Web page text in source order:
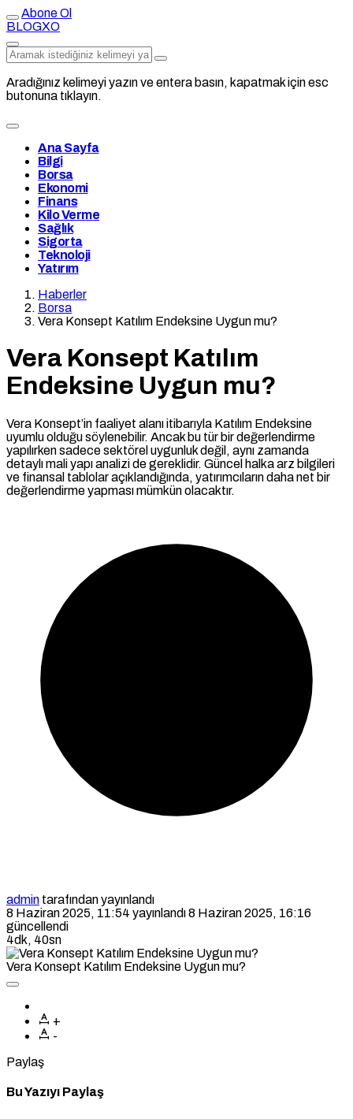
Abone Ol
BLOGXO
Aradığınız kelimeyi yazın ve entera basın, kapatmak için esc
butonuna tıklayın.
Ana Sayfa
Bilgi
Borsa
Ekonomi
Finans
Kilo Verme
Sağlık
Sigorta
Teknoloji
Yatırım
Haberler
Borsa
Vera Konsept Katılım Endeksine Uygun mu?
Vera Konsept Katılım
Endeksine Uygun mu?
Vera Konsept’in faaliyet alanı itibarıyla Katılım Endeksine
uyumlu olduğu söylenebilir. Ancak bu tür bir değerlendirme
yapılırken sadece sektörel uygunluk değil, aynı zamanda
detaylı mali yapı analizi de gereklidir. Güncel halka arz bilgileri
ve finansal tablolar açıklandığında, yatırımcıların daha net bir
değerlendirme yapması mümkün olacaktır.
admin tarafından yayınlandı
8 Haziran 2025, 11:54 yayınlandı8 Haziran 2025, 16:16
güncellendi
4dk, 40sn
Vera Konsept Katılım Endeksine Uygun mu?
+
-
Paylaş
Bu Yazıyı Paylaş